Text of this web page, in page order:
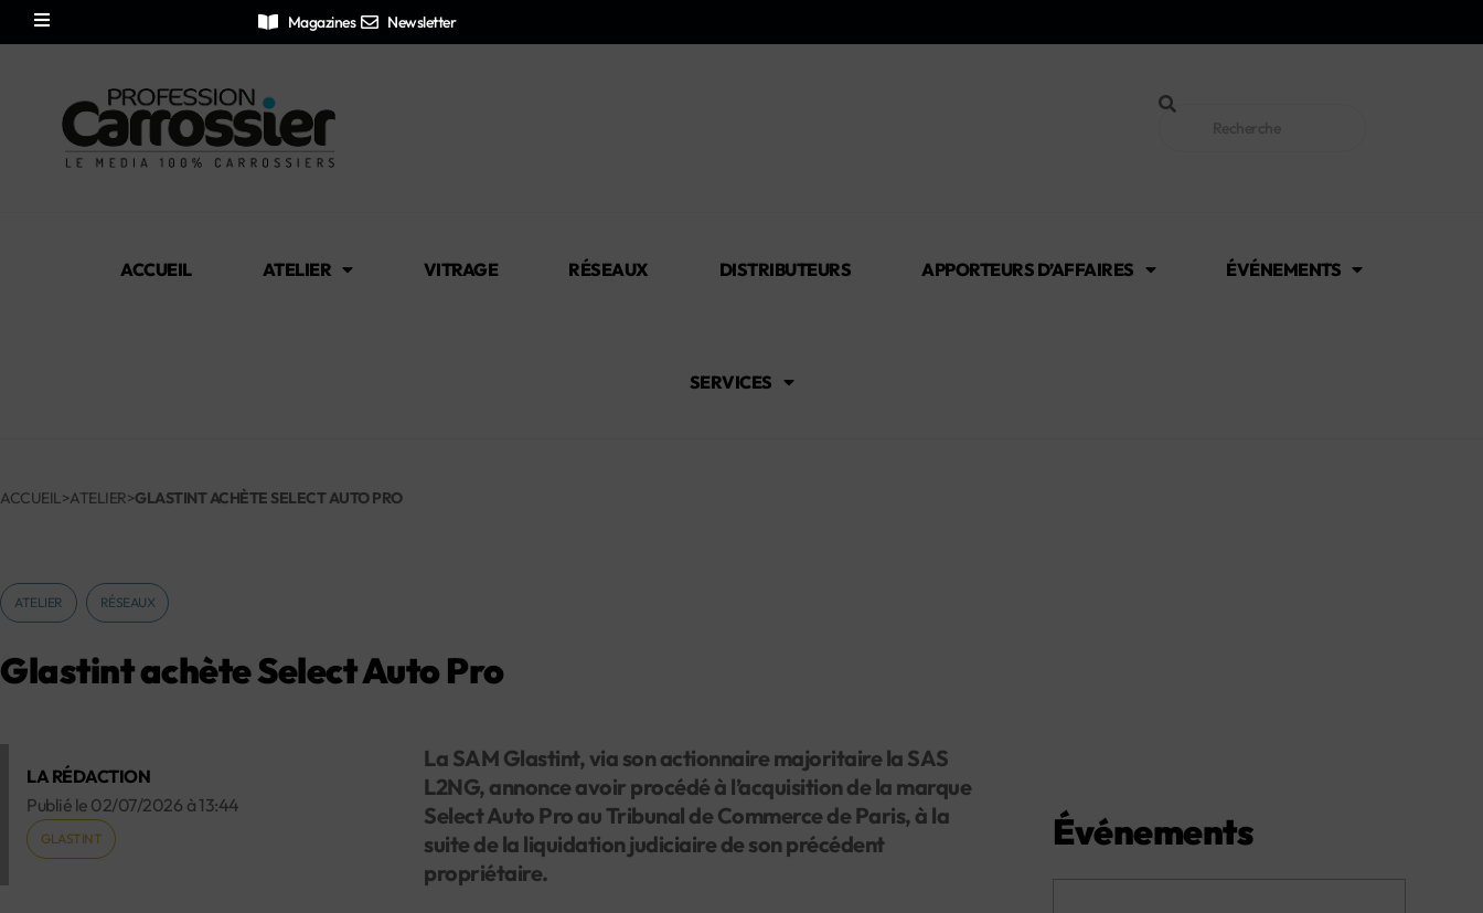
Magazines Newsletter
ACCUEIL ATELIER VITRAGE RÉSEAUX DISTRIBUTEURS APPORTEURS D’AFFAIRES ÉVÉNEMENTS
SERVICES
ACCUEIL >ATELIER>GLASTINT ACHÈTE SELECT AUTO PRO
ATELIER RÉSEAUX
Glastint achète Select Auto Pro
LA RÉDACTION
Publié le 02/07/2026 à 13:44
GLASTINT
La SAM Glastint, via son actionnaire majoritaire la SAS
L2NG, annonce avoir procédé à l’acquisition de la marque
Select Auto Pro au Tribunal de Commerce de Paris, à la
suite de la liquidation judiciaire de son précédent
propriétaire.
Événements